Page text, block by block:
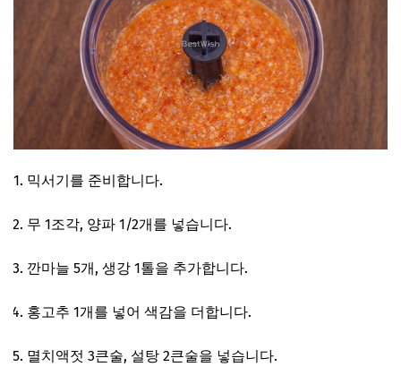
믹서기를 준비합니다.
무 1조각, 양파 1/2개를 넣습니다.
깐마늘 5개, 생강 1톨을 추가합니다.
홍고추 1개를 넣어 색감을 더합니다.
멸치액젓 3큰술, 설탕 2큰술을 넣습니다.